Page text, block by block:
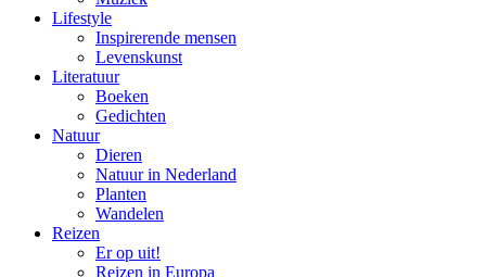
Lifestyle
Inspirerende mensen
Levenskunst
Literatuur
Boeken
Gedichten
Natuur
Dieren
Natuur in Nederland
Planten
Wandelen
Reizen
Er op uit!
Reizen in Europa